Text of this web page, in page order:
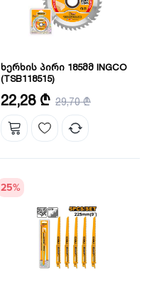
ხერხის პირი 185მმ INGCO
(TSB118515)
ზომა: 185 მმ
22,28 ₾ 29,70 ₾
25%